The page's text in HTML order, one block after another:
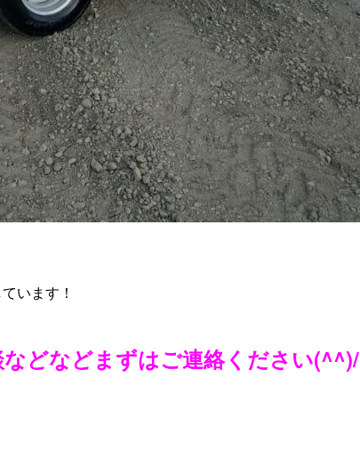
います！
どなどまずはご連絡ください(^^)/